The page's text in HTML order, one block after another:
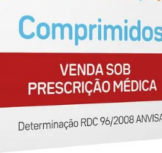
10ºabsorvente